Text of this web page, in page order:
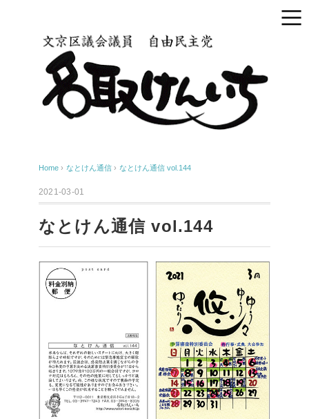
Home › なとけん通信 › なとけん通信 vol.144
2021-03-01
なとけん通信 vol.144